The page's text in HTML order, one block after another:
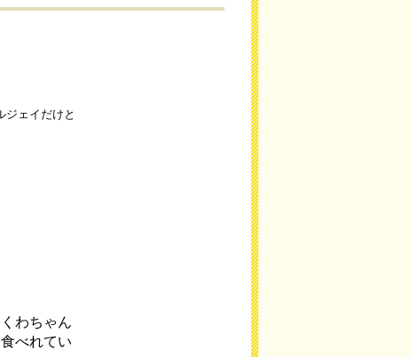
ジェイだけと
わちゃん
べれてい